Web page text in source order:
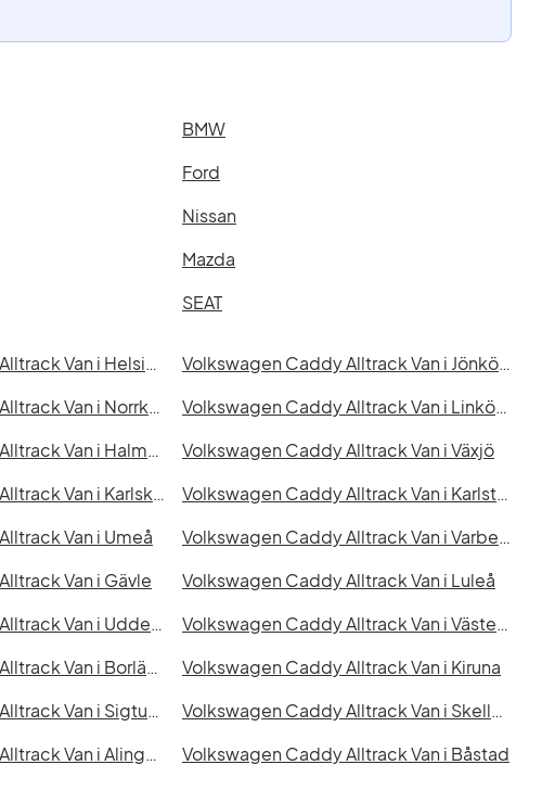
BMW
Ford
Nissan
Mazda
SEAT
Volkswagen Caddy Alltrack Van i Helsingborg
Volkswagen Caddy Alltrack Van i Jönköping
Volkswagen Caddy Alltrack Van i Norrköping
Volkswagen Caddy Alltrack Van i Linköping
Volkswagen Caddy Alltrack Van i Halmstad
Volkswagen Caddy Alltrack Van i Växjö
Volkswagen Caddy Alltrack Van i Karlskrona
Volkswagen Caddy Alltrack Van i Karlstad
Van i Umeå
Volkswagen Caddy Alltrack Van i Varberg
Van i Gävle
Volkswagen Caddy Alltrack Van i Luleå
Volkswagen Caddy Alltrack Van i Uddevalla
Volkswagen Caddy Alltrack Van i Västervik
Volkswagen Caddy Alltrack Van i Borlänge
Volkswagen Caddy Alltrack Van i Kiruna
Volkswagen Caddy Alltrack Van i Sigtuna
Volkswagen Caddy Alltrack Van i Skellefteå
Volkswagen Caddy Alltrack Van i Alingsås Volkswagen Caddy Alltrack Van i Båstad